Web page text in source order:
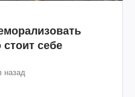
себе
назад